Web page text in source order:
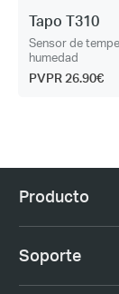
Tapo T310
Sensor de
humedad
PVPR 26.90€
Producto
Soporte